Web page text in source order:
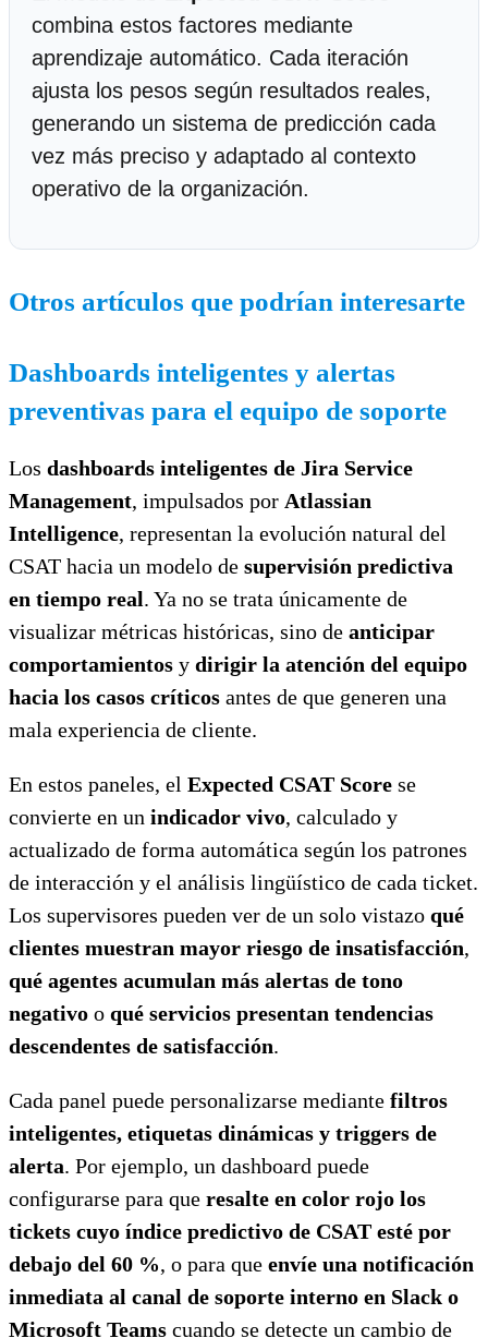
combina estos factores mediante
aprendizaje automático. Cada iteración
ajusta los pesos según resultados reales,
generando un sistema de predicción cada
vez más preciso y adaptado al contexto
operativo de la organización.
Otros artículos que podrían interesarte
Dashboards inteligentes y alertas
preventivas para el equipo de soporte
Los dashboards inteligentes de Jira Service
Management, impulsados por Atlassian
Intelligence, representan la evolución natural del
CSAT hacia un modelo de supervisión predictiva
en tiempo real. Ya no se trata únicamente de
visualizar métricas históricas, sino de anticipar
comportamientos y dirigir la atención del equipo
hacia los casos críticos antes de que generen una
mala experiencia de cliente.
En estos paneles, el Expected CSAT Score se
convierte en un indicador vivo, calculado y
actualizado de forma automática según los patrones
de interacción y el análisis lingüístico de cada ticket.
Los supervisores pueden ver de un solo vistazo qué
clientes muestran mayor riesgo de insatisfacción,
qué agentes acumulan más alertas de tono
negativo o qué servicios presentan tendencias
descendentes de satisfacción.
Cada panel puede personalizarse mediante filtros
inteligentes, etiquetas dinámicas y triggers de
alerta. Por ejemplo, un dashboard puede
configurarse para que resalte en color rojo los
tickets cuyo índice predictivo de CSAT esté por
debajo del 60 %, o para que envíe una notificación
inmediata al canal de soporte interno en Slack o
Microsoft Teams cuando se detecte un cambio de